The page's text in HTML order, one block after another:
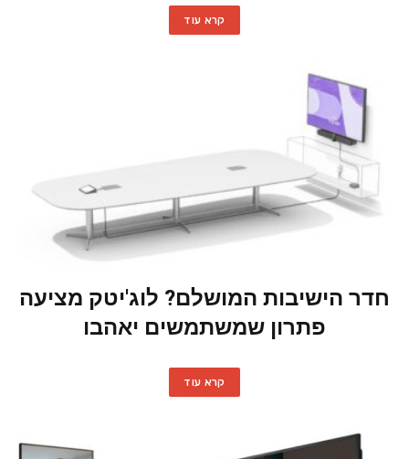
קרא עוד
חדר הישיבות המושלם? לוג'יטק מציעה
פתרון שמשתמשים יאהבו
קרא עוד